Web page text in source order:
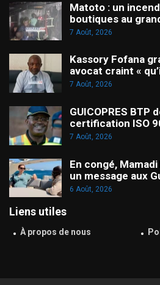
Matoto : un
boutiques au
7 Août, 2026
Kassory Fofana
avocat craint «
7 Août, 2026
GUICOPRES BTP
certification ISO
7 Août, 2026
En congé,
un message aux
6 Août, 2026
Liens utiles
À propos de nous